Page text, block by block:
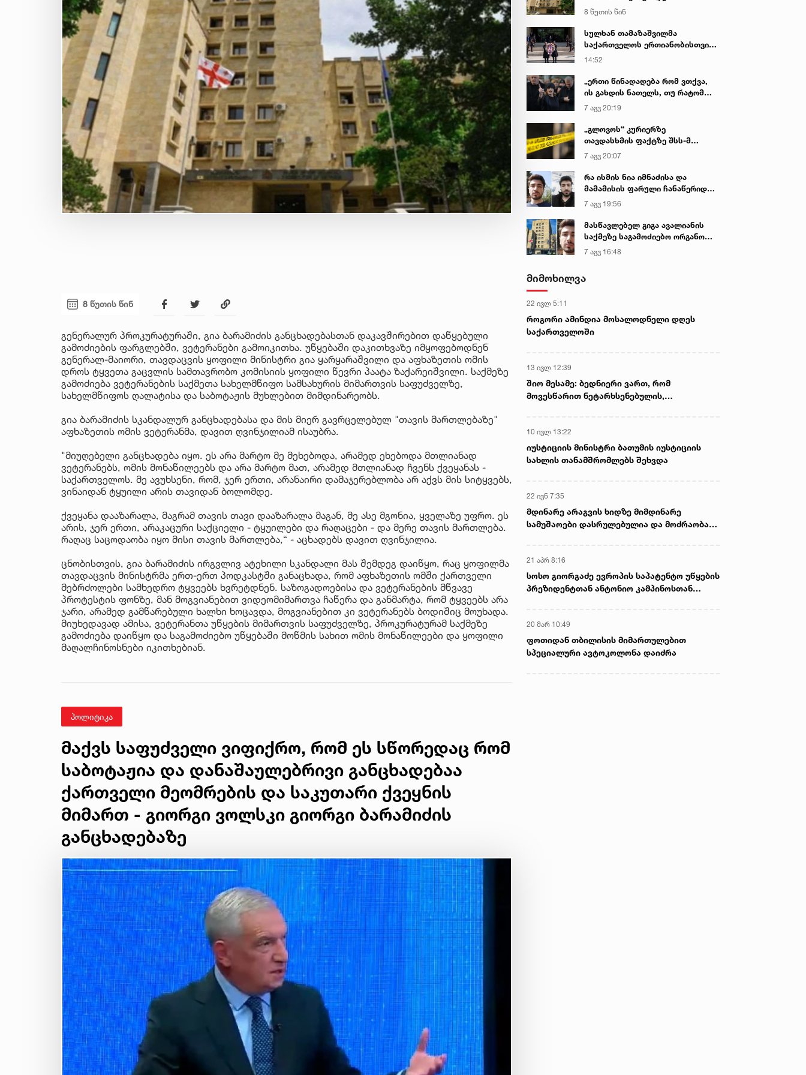
8 წუთის წინ
გენერალურ პროკურატურაში, გია ბარამიძის განცხადებასთან დაკავშირებით დაწყებული
გამოძიების ფარგლებში, ვეტერანები გამოიკითხა. უწყებაში დაკითხვაზე იმყოფებოდნენ
გენერალ-მაიორი, თავდაცვის ყოფილი მინისტრი გია ყარყარაშვილი და აფხაზეთის ომის
დროს ტყვეთა გაცვლის სამთავრობო კომისიის ყოფილი წევრი პაატა ზაქარეიშვილი. საქმეზე
გამოძიება ვეტერანების საქმეთა სახელმწიფო სამსახურის მიმართვის საფუძველზე,
სახელმწიფოს ღალატისა და საბოტაჟის მუხლებით მიმდინარეობს.
გია ბარამიძის სკანდალურ განცხადებასა და მის მიერ გავრცელებულ "თავის მართლებაზე"
აფხაზეთის ომის ვეტერანმა, დავით ღვინჯილიამ ისაუბრა.
"მიუღებელი განცხადება იყო. ეს არა მარტო მე მეხებოდა, არამედ ეხებოდა მთლიანად
ვეტერანებს, ომის მონაწილეებს და არა მარტო მათ, არამედ მთლიანად ჩვენს ქვეყანას -
საქართველოს. მე ავუხსენი, რომ, ჯერ ერთი, არანაირი დამაჯერებლობა არ აქვს მის სიტყვებს,
ვინაიდან ტყუილი არის თავიდან ბოლომდე.
ქვეყანა დააზარალა, მაგრამ თავის თავი დააზარალა მაგან, მე ასე მგონია, ყველაზე უფრო. ეს
არის, ჯერ ერთი, არაკაცური საქციელი - ტყუილები და რაღაცები - და მერე თავის მართლება.
რაღაც საცოდაობა იყო მისი თავის მართლება,“ - აცხადებს დავით ღვინჯილია.
ცნობისთვის, გია ბარამიძის ირგვლივ ატეხილი სკანდალი მას შემდეგ დაიწყო, რაც ყოფილმა
თავდაცვის მინისტრმა ერთ-ერთ პოდკასტში განაცხადა, რომ აფხაზეთის ომში ქართველი
მებრძოლები სამხედრო ტყვეებს ხვრეტდნენ. საზოგადოებისა და ვეტერანების მწვავე
პროტესტის ფონზე, მან მოგვიანებით ვიდეომიმართვა ჩაწერა და განმარტა, რომ ტყვეებს არა
ჯარი, არამედ გამწარებული ხალხი ხოცავდა, მოგვიანებით კი ვეტერანებს ბოდიშიც მოუხადა.
მიუხედავად ამისა, ვეტერანთა უწყების მიმართვის საფუძველზე, პროკურატურამ საქმეზე
გამოძიება დაიწყო და საგამოძიებო უწყებაში მოწმის სახით ომის მონაწილეები და ყოფილი
მაღალჩინოსნები იკითხებიან.
პოლიტიკა
მაქვს საფუძველი ვიფიქრო, რომ ეს სწორედაც რომ
საბოტაჟია და დანაშაულებრივი განცხადებაა
ქართველი მეომრების და საკუთარი ქვეყნის
მიმართ - გიორგი ვოლსკი გიორგი ბარამიძის
განცხადებაზე
დაკავშირებით დაწყებული
გამოძიების ფარგლებში,
ვეტერანები გამოიკითხა - რა
არის ამ დროისთვის ცნობილი
8 წუთის წინ
სულხან თამაზაშვილმა
საქართველოს ერთიანობისთვის
დაღუპული პოლიციელების
14:52
„ერთი წინადადება რომ ვთქვა,
ის გახდის ნათელს, თუ რატომ
იყო ნია იმნაძე წამქეზებელი...“ -
გიგა ავალიანის დედა
7 აგვ 20:19
„გლოვოს“ კურიერზე
თავდასხმის ფაქტზე შსს-მ
გამოძიება დაიწყო
7 აგვ 20:07
რა ისმის ნია იმნაძისა და
მამამისის ფარული ჩანაწერიდან
- გიგა ავალიანის მკვლელობის
საქმე
7 აგვ 19:56
მასწავლებელ გიგა ავალიანის
საქმეზე საგამოძიებო ორგანო
დაკავებულ არასრულწლოვნებს -
ნია იმნაძესა და ანასტასია
განმავლობაში ფარულად
7 აგვ 16:48
მიმოხილვა
22 ივლ 5:11
როგორი ამინდია მოსალოდნელი დღეს
საქართველოში
13 ივლ 12:39
შიო მესამე: ბედნიერი ვართ, რომ
მოვესწარით ნეტარხსენებულის,
10 ივლ 13:22
იუსტიციის მინისტრი ბათუმის იუსტიციის
სახლის თანამშრომლებს შეხვდა
22 ივნ 7:35
მდინარე არაგვის ხიდზე მიმდინარე
სამუშაოები დასრულებულია და მოძრაობა
21 აპრ 8:16
სოსო გიორგაძე ევროპის საპატენტო უწყების
პრეზიდენტთან ანტონიო კამპინოსთან
20 მარ 10:49
ფოთიდან თბილისის მიმართულებით
სპეციალური ავტოკოლონა დაიძრა